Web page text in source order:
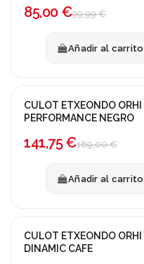
85,00 €99,99 €
Añadir al carrito
¡En oferta!
CULOT ETXEONDO ORHI
PERFORMANCE NEGRO
141,75 €189,00 €
Añadir al carrito
¡En oferta!
CULOT ETXEONDO ORHI
DINAMIC CAFE